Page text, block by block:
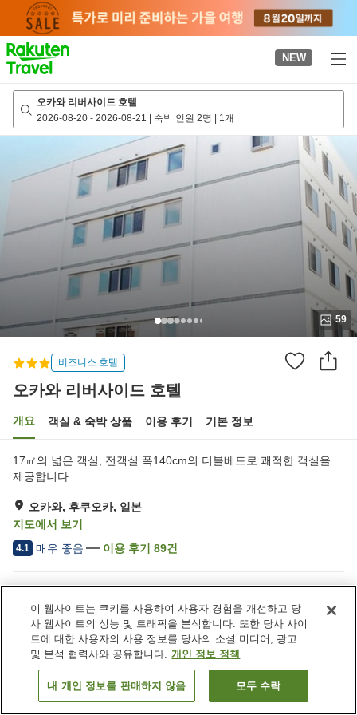
page
NEW
오카와 리버사이드 호텔
2026-08-20 - 2026-08-21 | 숙박 인원 2명 | 1개
59
비즈니스 호텔
오카와 리버사이드 호텔
개요 객실 & 숙박 상품 이용 후기 기본 정보
17㎡의 넓은 객실, 전객실 폭140cm의 더블베드로 쾌적한 객실을
제공합니다.
오카와, 후쿠오카, 일본
지도에서 보기
4.1 매우 좋음 이용 후기 89건
주차장
스파 / 미용실
자동판매기
회의실
객실 보기
이 웹사이트는 쿠키를 사용하여 사용자 경험을 개선하고 당
사 웹사이트의 성능 및 트래픽을 분석합니다. 또한 당사 사이
트에 대한 사용자의 사용 정보를 당사의 소셜 미디어, 광고
및 분석 협력사와 공유합니다. 개인 정보 정책
내 개인 정보를 판매하지 않음 모두 수락